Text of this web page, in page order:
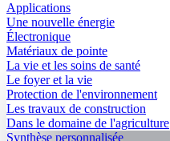
Applications
Une nouvelle énergie
Électronique
Matériaux de pointe
La vie et les soins de santé
Le foyer et la vie
Protection de l'environnement
Les travaux de construction
Dans le domaine de l'agriculture
Synthèse personnalisée